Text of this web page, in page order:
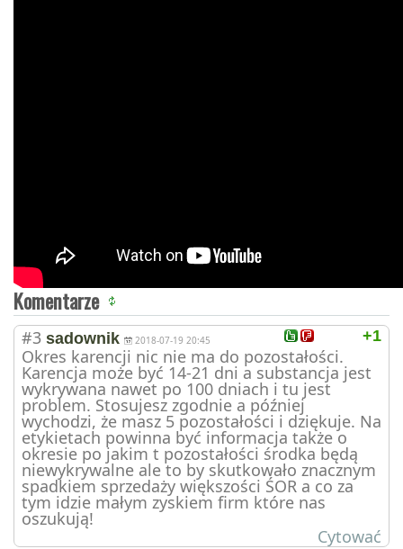
Komentarze
+1
#3 sadownik 2018-07-19 20:45
Okres karencji nic nie ma do pozostałości.
Karencja może być 14-21 dni a substancja jest
wykrywana nawet po 100 dniach i tu jest
problem. Stosujesz zgodnie a później
wychodzi, że masz 5 pozostałości i dziękuje. Na
etykietach powinna być informacja także o
okresie po jakim t pozostałości środka będą
niewykrywalne ale to by skutkowało znacznym
spadkiem sprzedaży większości ŚOR a co za
tym idzie małym zyskiem firm które nas
oszukują!
Cytować